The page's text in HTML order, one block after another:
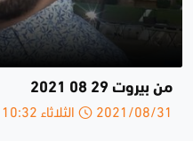
من بيروت 29 08 2021
2021/08/31 الثلاثاء 10:32 ص